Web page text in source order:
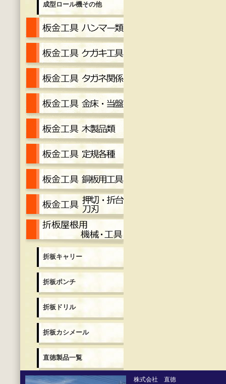
成型ロール機その他
折板キャリー
折板ポンチ
折板ドリル
折板カシメール
直徳製品一覧
株式会社 直徳